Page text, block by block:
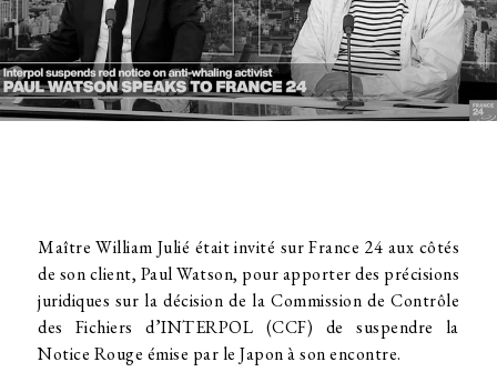
Maître William Julié était invité sur France 24 aux côtés
de son client, Paul Watson, pour apporter des précisions
juridiques sur la décision de la Commission de Contrôle
des Fichiers d’INTERPOL (CCF) de suspendre la
Notice Rouge émise par le Japon à son encontre.